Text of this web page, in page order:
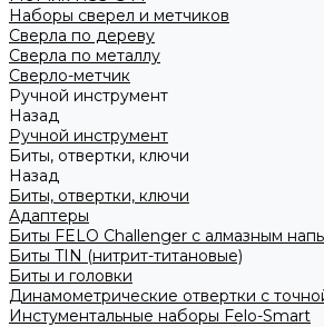
Наборы сверел и метчиков
Сверла по дереву
Сверла по металлу
Сверло-метчик
Ручной инструмент
Назад
Ручной инструмент
Биты, отвертки, ключи
Назад
Биты, отвертки, ключи
Адаптеры
Биты FELO Challenger с алмазным
Биты TIN (нитрит-титановые)
Биты и головки
Динамометрические отвертки с
Инстументальные наборы Felo-Smart